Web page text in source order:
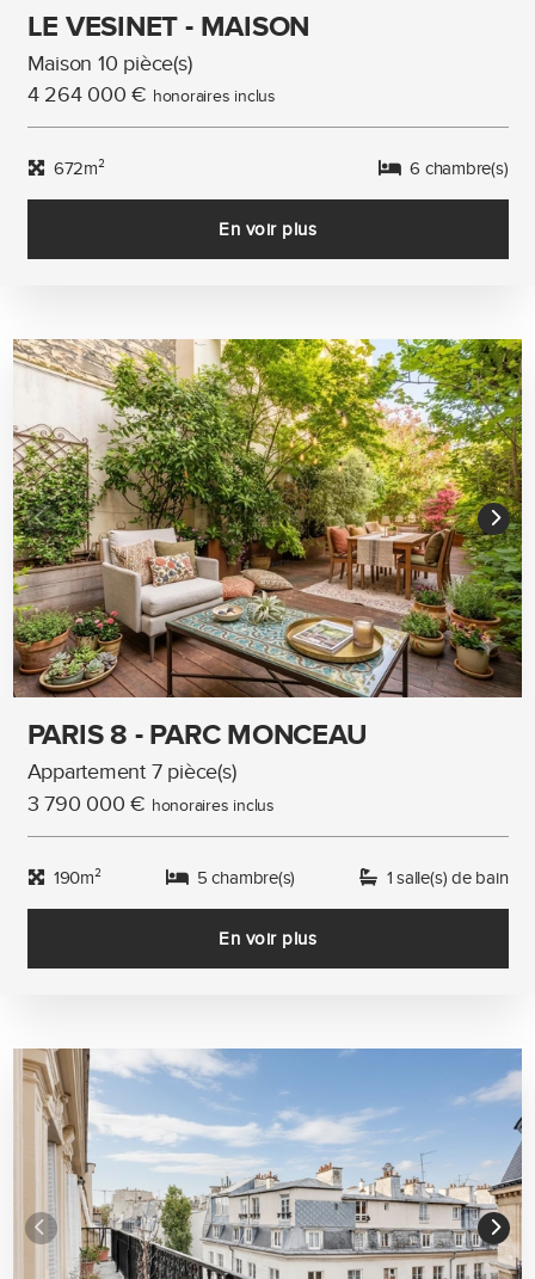
LE VESINET - MAISON
Maison 10 pièce(s)
4 264 000 € honoraires inclus
672m² 6 chambre(s)
En voir plus
PARIS 8 - PARC MONCEAU
Appartement 7 pièce(s)
3 790 000 € honoraires inclus
190m² 5 chambre(s) 1 salle(s) de bain
En voir plus